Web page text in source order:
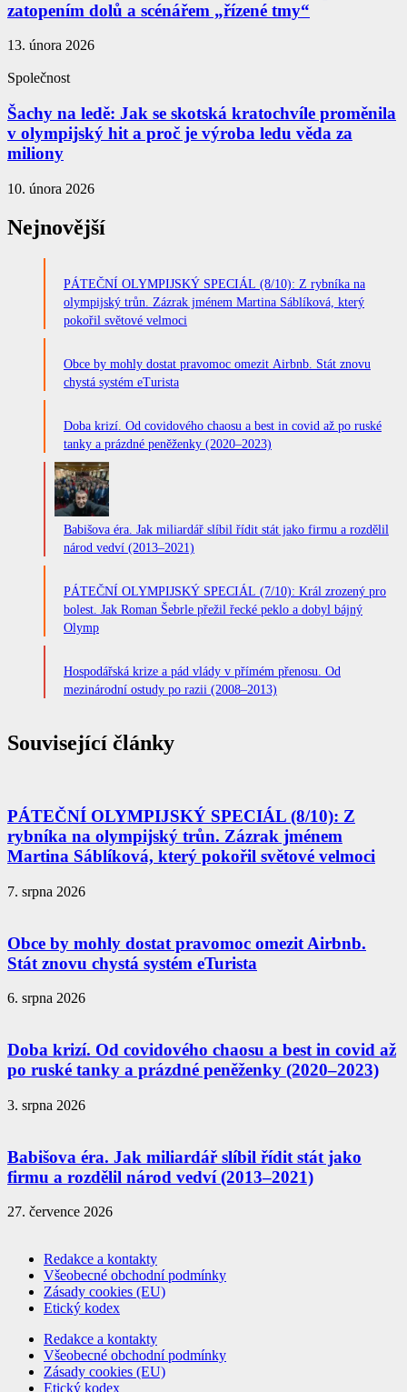
zatopením dolů a scénářem „řízené tmy“
13. února 2026
Společnost
Šachy na ledě: Jak se skotská kratochvíle proměnila
v olympijský hit a proč je výroba ledu věda za
miliony
10. února 2026
Nejnovější
PÁTEČNÍ OLYMPIJSKÝ SPECIÁL (8/10): Z rybníka na
olympijský trůn. Zázrak jménem Martina Sáblíková, který
pokořil světové velmoci
Obce by mohly dostat pravomoc omezit Airbnb. Stát znovu
chystá systém eTurista
Doba krizí. Od covidového chaosu a best in covid až po ruské
tanky a prázdné peněženky (2020–2023)
Babišova éra. Jak miliardář slíbil řídit stát jako firmu a rozdělil
národ vedví (2013–2021)
PÁTEČNÍ OLYMPIJSKÝ SPECIÁL (7/10): Král zrozený pro
bolest. Jak Roman Šebrle přežil řecké peklo a dobyl bájný
Olymp
Hospodářská krize a pád vlády v přímém přenosu. Od
mezinárodní ostudy po razii (2008–2013)
Související články
PÁTEČNÍ OLYMPIJSKÝ SPECIÁL (8/10): Z
rybníka na olympijský trůn. Zázrak jménem
Martina Sáblíková, který pokořil světové velmoci
7. srpna 2026
Obce by mohly dostat pravomoc omezit Airbnb.
Stát znovu chystá systém eTurista
6. srpna 2026
Doba krizí. Od covidového chaosu a best in covid až
po ruské tanky a prázdné peněženky (2020–2023)
3. srpna 2026
Babišova éra. Jak miliardář slíbil řídit stát jako
firmu a rozdělil národ vedví (2013–2021)
27. července 2026
Redakce a kontakty
Všeobecné obchodní podmínky
Zásady cookies (EU)
Etický kodex
Redakce a kontakty
Všeobecné obchodní podmínky
Zásady cookies (EU)
Etický kodex